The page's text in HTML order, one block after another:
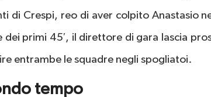
di Crespi, reo di aver colpito Anastasio
dei primi 45′, il direttore di gara lascia
entrambe le squadre negli spogliatoi.
tempo